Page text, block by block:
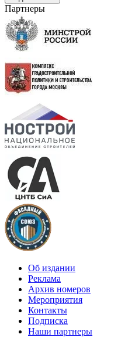
Партнеры
Об издании
Реклама
Архив номеров
Мероприятия
Контакты
Подписка
Наши партнеры